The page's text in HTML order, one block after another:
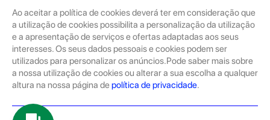
Ao aceitar a política de cookies deverá ter em consideração que
a utilização de cookies possibilita a personalização da utilização
e a apresentação de serviços e ofertas adaptadas aos seus
interesses. Os seus dados pessoais e cookies podem ser
utilizados para personalizar os anúncios.Pode saber mais sobre
a nossa utilização de cookies ou alterar a sua escolha a qualquer
altura na nossa página de política de privacidade.
Sobre
A GeekStore é a tua loja de produtos seminovos e novos Apple.
Tratam-se de dispositivos com pouco uso, exposição de loja ou
Novos.
Os seminovos são sempre sujeitos a uma inspeção rigorosa
pelas equipas técnicas que connosco trabalham.
Produtos e Serviços